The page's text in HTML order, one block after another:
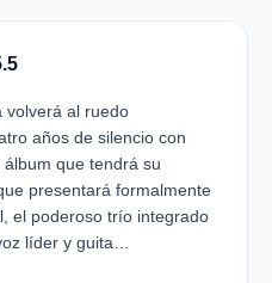
volverá al ruedo
años de silencio con
que tendrá su
presentará formalmente
el poderoso trío integrado
líder y guita…